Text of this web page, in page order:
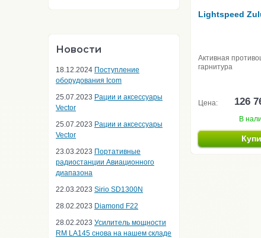
Новости
18.12.2024 Поступление
оборудования Icom
25.07.2023 Рации и аксессуары
Vector
25.07.2023 Рации и аксессуары
Vector
23.03.2023 Портативные
радиостанции Авиационного
диапазона
22.03.2023 Sirio SD1300N
28.02.2023 Diamond F22
28.02.2023 Усилитель мощности
RM LA145 снова на нашем складе
Lightspeed
Активная
гарнитура
Цена: 126
В